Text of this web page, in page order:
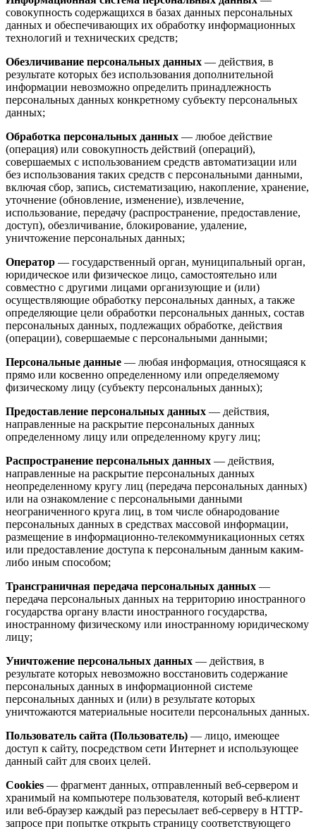
совокупность содержащихся в базах данных персональных
данных и обеспечивающих их обработку информационных
технологий и технических средств;
Обезличивание персональных данных — действия, в
результате которых без использования дополнительной
информации невозможно определить принадлежность
персональных данных конкретному субъекту персональных
данных;
Обработка персональных данных — любое действие
(операция) или совокупность действий (операций),
совершаемых с использованием средств автоматизации или
без использования таких средств с персональными данными,
включая сбор, запись, систематизацию, накопление, хранение,
уточнение (обновление, изменение), извлечение,
использование, передачу (распространение, предоставление,
доступ), обезличивание, блокирование, удаление,
уничтожение персональных данных;
Оператор — государственный орган, муниципальный орган,
юридическое или физическое лицо, самостоятельно или
совместно с другими лицами организующие и (или)
осуществляющие обработку персональных данных, а также
определяющие цели обработки персональных данных, состав
персональных данных, подлежащих обработке, действия
(операции), совершаемые с персональными данными;
Персональные данные — любая информация, относящаяся к
прямо или косвенно определенному или определяемому
физическому лицу (субъекту персональных данных);
Предоставление персональных данных — действия,
направленные на раскрытие персональных данных
определенному лицу или определенному кругу лиц;
Распространение персональных данных — действия,
направленные на раскрытие персональных данных
неопределенному кругу лиц (передача персональных данных)
или на ознакомление с персональными данными
неограниченного круга лиц, в том числе обнародование
персональных данных в средствах массовой информации,
размещение в информационно-телекоммуникационных сетях
или предоставление доступа к персональным данным каким-
либо иным способом;
Трансграничная передача персональных данных —
передача персональных данных на территорию иностранного
государства органу власти иностранного государства,
иностранному физическому или иностранному юридическому
лицу;
Уничтожение персональных данных — действия, в
результате которых невозможно восстановить содержание
персональных данных в информационной системе
персональных данных и (или) в результате которых
уничтожаются материальные носители персональных данных.
Пользователь сайта (Пользователь) — лицо, имеющее
доступ к сайту, посредством сети Интернет и использующее
данный сайт для своих целей.
Cookies — фрагмент данных, отправленный веб-сервером и
хранимый на компьютере пользователя, который веб-клиент
или веб-браузер каждый раз пересылает веб-серверу в HTTP-
запросе при попытке открыть страницу соответствующего